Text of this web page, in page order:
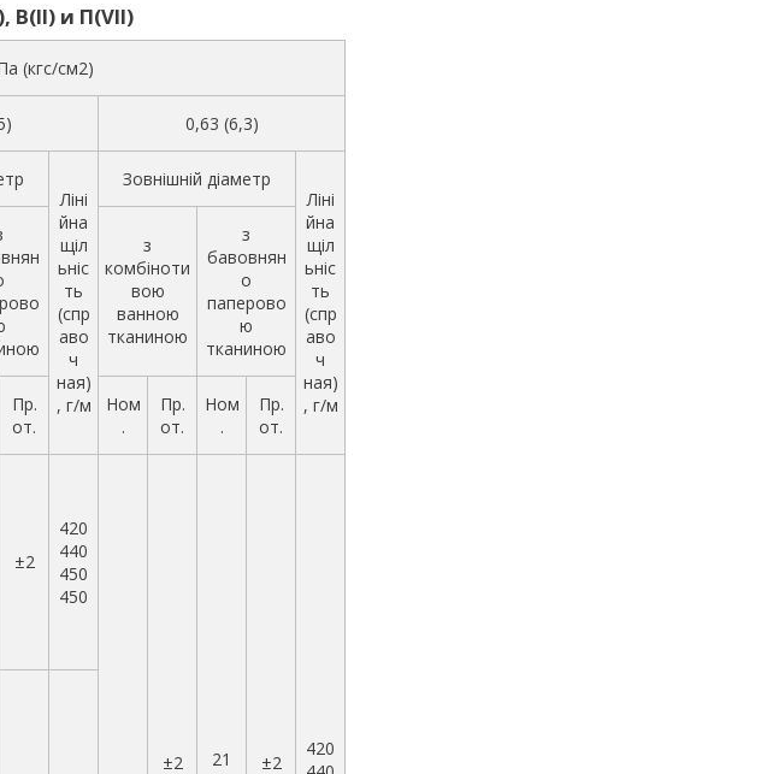
В(II) и П(VII)
(кгс/см2)
0,63 (6,3)
Ліні
йна
щіл
ьніс
ть
(спр
аво
ч
ная)
, г/м
Зовнішній діаметр
Ліні
йна
щіл
ьніс
ть
(спр
аво
ч
ная)
, г/м
з
комбіноти
вою
ванною
тканиною
з
бавовнян
о
паперово
ю
тканиною
Пр.
от.
Ном
.
Пр.
от.
Ном
.
Пр.
от.
±2
420
440
450
450
±2
21
±2
420